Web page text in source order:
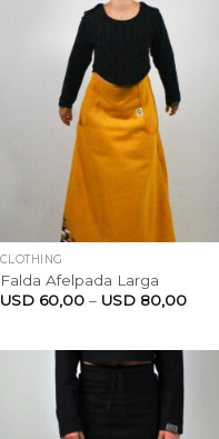
CLOTHING
Falda Afelpada Larga
USD 60,00– USD 80,00